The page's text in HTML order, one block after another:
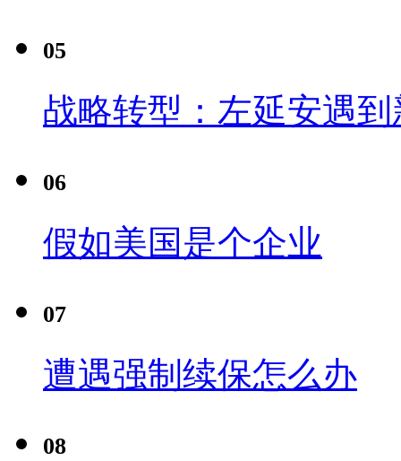
05
战略转型：左延安遇
06
假如美国是个企业
07
遭遇强制续保怎么办
08